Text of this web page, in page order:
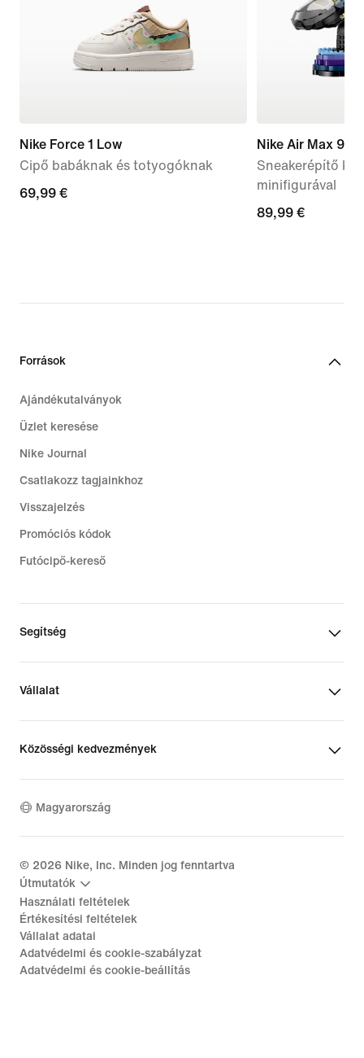
Nike Force 1 Low
Cipő babáknak és totyogóknak
69,99
69,99 €
Nike Air Max 95
Sneakerépítő
minifigurával
89,99
89,99 €
Források
Ajándékutalványok
Üzlet keresése
Nike Journal
Csatlakozz tagjainkhoz
Visszajelzés
Promóciós kódok
Futócipő-kereső
Segítség
Vállalat
Közösségi kedvezmények
Magyarország
© 2026 Nike, Inc. Minden jog fenntartva
Útmutatók
Használati feltételek
Értékesítési feltételek
Vállalat adatai
Adatvédelmi és cookie-szabályzat
Adatvédelmi és cookie-beállítás